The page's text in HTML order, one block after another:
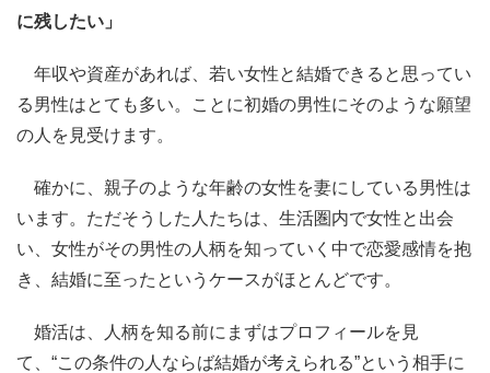
に残したい」
年収や資産があれば、若い女性と結婚できると思ってい
る男性はとても多い。ことに初婚の男性にそのような願望
の人を見受けます。
確かに、親子のような年齢の女性を妻にしている男性は
います。ただそうした人たちは、生活圏内で女性と出会
い、女性がその男性の人柄を知っていく中で恋愛感情を抱
き、結婚に至ったというケースがほとんどです。
婚活は、人柄を知る前にまずはプロフィールを見
て、“この条件の人ならば結婚が考えられる”という相手に